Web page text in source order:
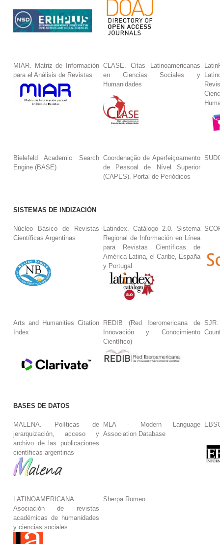
MIAR. Matriz de Información
para el Análisis de Revistas
CLASE. Citas Latinoamericanas
en Ciencias Sociales y
Humanidades
Bielefeld Academic Search
Engine (BASE)
Coordenação de Aperfeiçoamento
de Pessoal de Nível Superior
(CAPES). Portal de Periódicos
SISTEMAS DE INDIZACIÓN
Núcleo Básico de Revistas
Científicas Argentinas
Latindex. Catálogo 2.0. Sistema
Regional de Información en Línea
para Revistas Científicas de
América Latina, el Caribe, España
y Portugal
Arts and Humanities Citation
Index
REDIB (Red Iberomericana de
Innovación y Conocimiento
Científico)
BASES DE DATOS
MALENA. Políticas de
jerarquización, acceso y
archivo de las publicaciones
científicas argentinas
MLA - Modern Language
Association Database
LATINOAMERICANA.
Asociación de revistas
académicas de humanidades
y ciencias sociales
Sherpa Romeo